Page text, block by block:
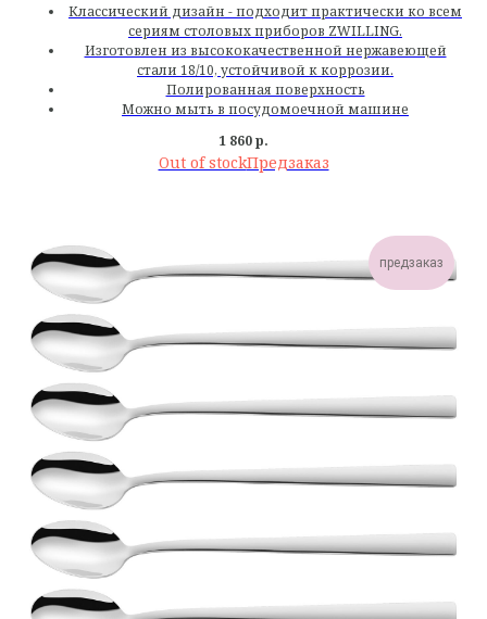
Классический дизайн - подходит практически ко всем
сериям столовых приборов ZWILLING.
Изготовлен из высококачественной нержавеющей
стали 18/10, устойчивой к коррозии.
Полированная поверхность
Можно мыть в посудомоечной машине
1 860р.
Out of stock
предзаказ